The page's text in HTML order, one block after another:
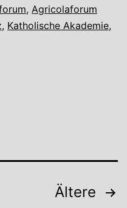
das
, Agricolaforum
, Katholische Akademie,
Ältere